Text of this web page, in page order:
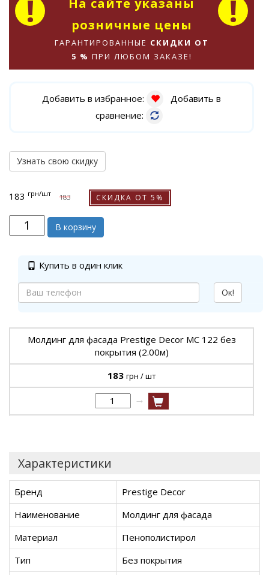
На сайте указаны
розничные цены
ГАРАНТИРОВАННЫЕ СКИДКИ ОТ
5 % ПРИ ЛЮБОМ ЗАКАЗЕ!
Добавить в избранное:
Добавить в
сравнение:
Узнать свою скидку
183 грн/шт 183 СКИДКА ОТ 5%
В корзину
Купить в один клик
Ок!
Молдинг для фасада Prestige Decor MC 122 без
покрытия (2.00м)
183 грн / шт
→
Характеристики
Бренд
Prestige Decor
Наименование
Молдинг для фасада
Материал
Пенополистирол
Тип
Без покрытия